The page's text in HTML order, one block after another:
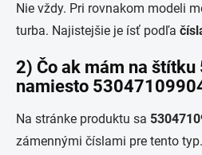
Nie vždy. Pri rovnakom modeli
turba. Najistejšie je ísť podľa
2) Čo ak mám na
namiesto
Na stránke produktu sa
zámennými číslami pre tento